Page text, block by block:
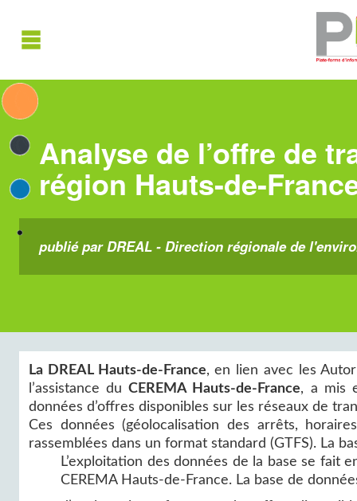
Analyse de l’offre de
région Hauts-de-
publié par DREAL - Direction régionale de
La DREAL Hauts-de-France, en lien avec les
l’assistance duCEREMA Hauts-de-France, a mis
données d’offres disponibles sur les réseaux de
Ces données (géolocalisation des arrêts,
rassemblées dans un format standard (GTFS). La
L’exploitation des données de la base se fait
CEREMA Hauts-de-France. La base de